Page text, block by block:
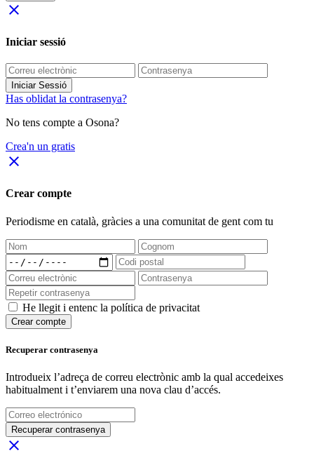
close
Iniciar sessió
Iniciar Sessió
Has oblidat la contrasenya?
No tens compte a Osona?
Crea'n un gratis
close
Crear compte
Periodisme en català, gràcies a una comunitat de gent com tu
He llegit i entenc la política de privacitat
Crear compte
Recuperar contrasenya
Introdueix l’adreça de correu electrònic amb la qual accedeixes
habitualment i t’enviarem una nova clau d’accés.
Recuperar contrasenya
close